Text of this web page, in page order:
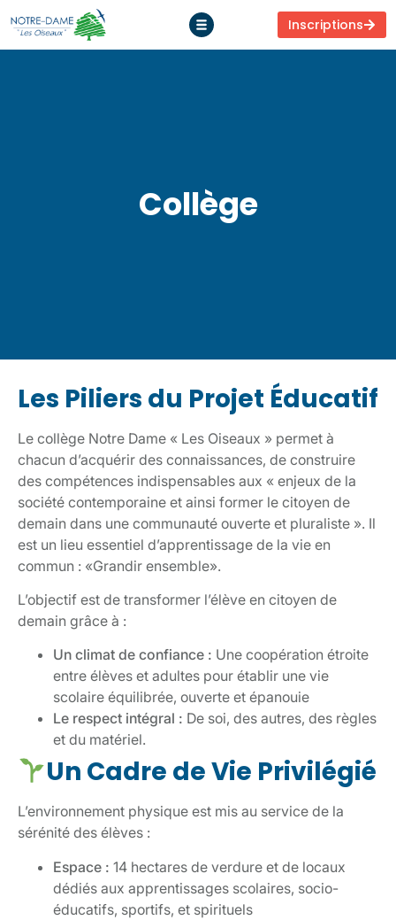
Inscriptions
Collège
Les Piliers du Projet Éducatif
Le collège Notre Dame « Les Oiseaux » permet à
chacun d’acquérir des connaissances, de construire
des compétences indispensables aux « enjeux de la
société contemporaine et ainsi former le citoyen de
demain dans une communauté ouverte et pluraliste ». Il
est un lieu essentiel d’apprentissage de la vie en
commun : «Grandir ensemble».
L’objectif est de transformer l’élève en citoyen de
demain grâce à :
Un climat de confiance : Une coopération étroite
entre élèves et adultes pour établir une vie
scolaire équilibrée, ouverte et épanouie
Le respect intégral : De soi, des autres, des règles
et du matériel.
Un Cadre de Vie Privilégié
L’environnement physique est mis au service de la
sérénité des élèves :
Espace : 14 hectares de verdure et de locaux
dédiés aux apprentissages scolaires, socio-
éducatifs, sportifs, et spirituels